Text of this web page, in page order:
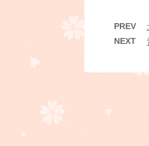
PREV
NEXT